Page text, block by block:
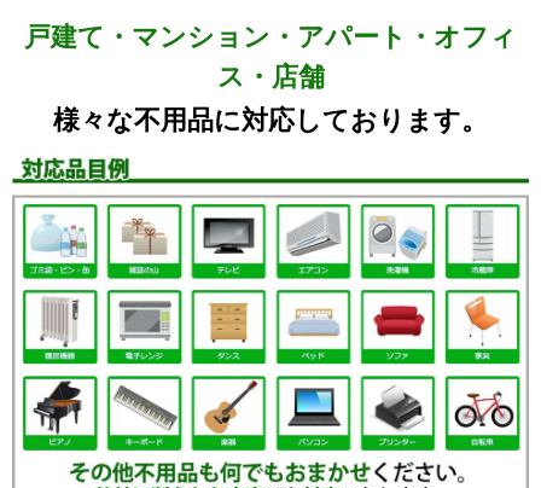
戸建て・マンション・アパート・オフィ
ス・店舗
様々な不用品に対応しております。